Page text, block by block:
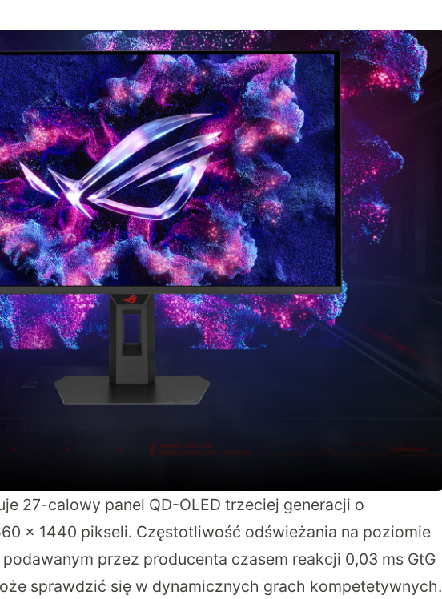
27-calowy panel QD-OLED trzeciej generacji o
× 1440 pikseli. Częstotliwość odświeżania na poziomie
przez producenta czasem reakcji 0,03 ms GtG
sprawdzić się w dynamicznych grach kompetetywnych.